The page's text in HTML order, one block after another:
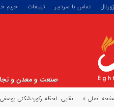
تماس با سردبیر تبلیغات حریم
صنعت و معدن و
اصلی » بقایی: لحظه رکوردشکنی